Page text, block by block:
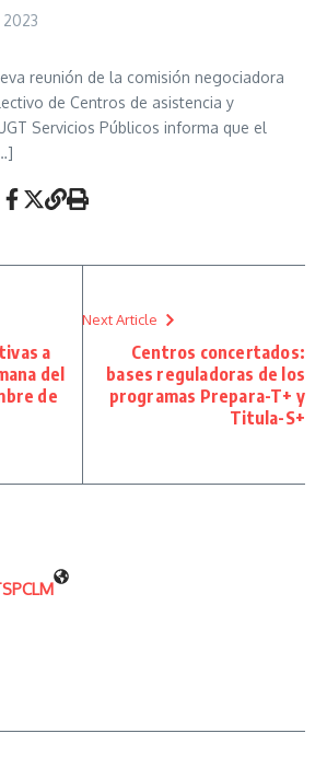
reunión de la comisión negociadora
de Centros de asistencia y
Servicios Públicos informa que el
a
del
de
Next Article
Centros concertados:
bases reguladoras de los
programas Prepara-T+ y
Titula-S+